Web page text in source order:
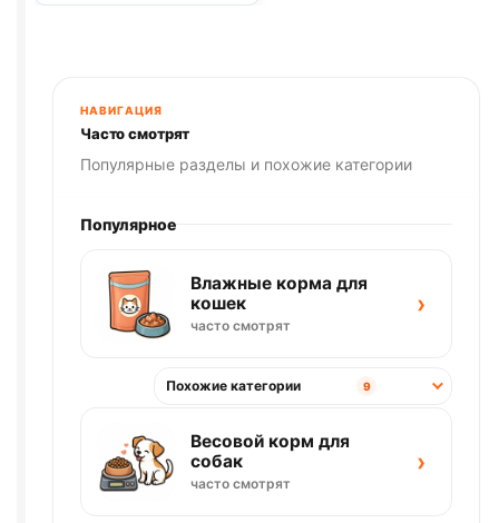
Лосьон
Кошек
и
Собак
НАВИГАЦИЯ
Часто смотрят
Популярные разделы и похожие категории
Популярное
Влажные корма для
кошек
часто смотрят
›
Похожие категории 9
Весовой корм для
собак
часто смотрят
›